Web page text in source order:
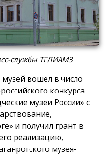
службы ТГЛИАМЗ
вошёл в число
конкурса
музеи России» с
и получил грант в
реализацию,
музея-